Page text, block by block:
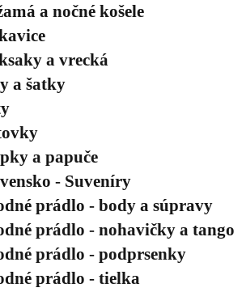
a nočné košele
a vrecká
a šatky
a papuče
- Suveníry
prádlo - body a súpravy
prádlo - nohavičky a tango
prádlo - podprsenky
prádlo - tielka